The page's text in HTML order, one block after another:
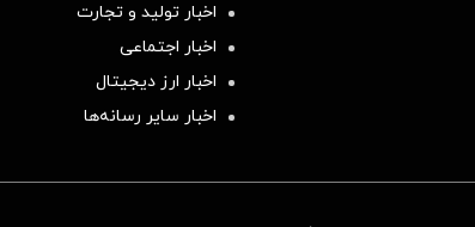
اخبار تولید و تجارت
اخبار اجتماعی
اخبار ارز دیجیتال
اخبار سایر رسانه‌‌ها